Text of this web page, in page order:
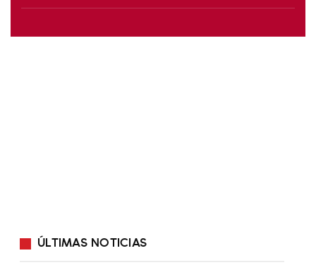
ÚLTIMAS NOTICIAS